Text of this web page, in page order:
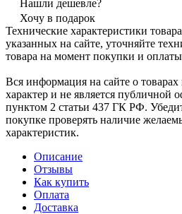
Нашли дешевле?
Хочу в подарок
Технические характеристики
указанных на сайте, уточняйте
товара на момент покупки и
Вся информация на сайте о
характер и не является публичной
пунктом 2 статьи 437 ГК РФ.
покупке проверять наличие
характеристик.
Описание
Отзывы
Как купить
Оплата
Доставка